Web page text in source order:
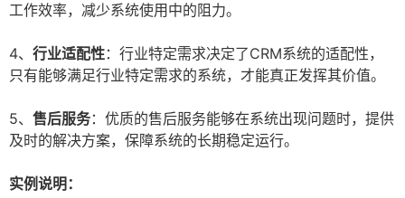
工作效率，减少系统使用中的阻力。
4、 行业适配性：行业特定需求决定了CRM系统的适配性，
只有能够满足行业特定需求的系统，才能真正发挥其价值。
5、 售后服务：优质的售后服务能够在系统出现问题时，提供
及时的解决方案，保障系统的长期稳定运行。
实例说明：